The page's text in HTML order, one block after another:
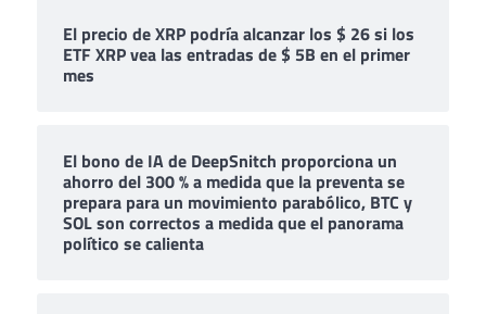
El precio de XRP podría alcanzar los $ 26 si los
ETF XRP vea las entradas de $ 5B en el primer
mes
El bono de IA de DeepSnitch proporciona un
ahorro del 300 % a medida que la preventa se
prepara para un movimiento parabólico, BTC y
SOL son correctos a medida que el panorama
político se calienta